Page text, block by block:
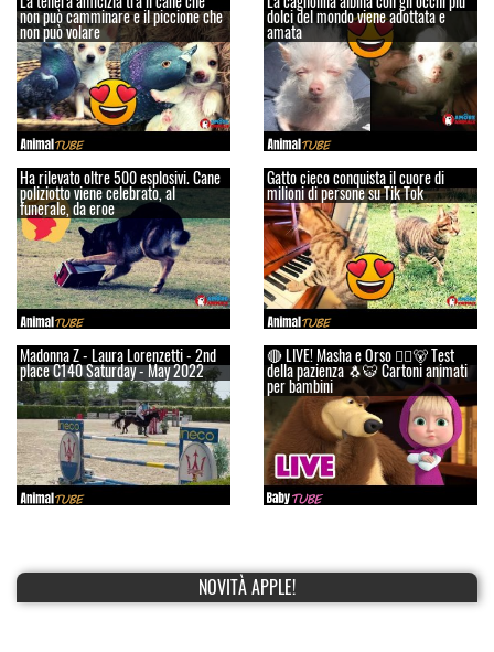
non può camminare e il piccione che
non può volare
dolci del mondo viene adottata e
amata
Ha rilevato oltre 500 esplosivi. Cane
poliziotto viene celebrato, al
funerale, da eroe
Gatto cieco conquista il cuore di
milioni di persone su Tik Tok
Madonna Z - Laura Lorenzetti - 2nd
place C140 Saturday - May 2022
🔴 LIVE! Masha e Orso 👱‍♀️🐻 Test
della pazienza 🐧🐯 Cartoni animati
per bambini
NOVITÀ APPLE!